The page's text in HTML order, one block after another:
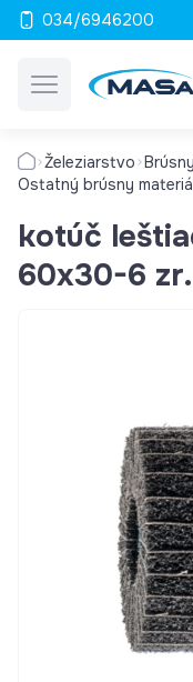
034/6946200
Železiarstvo
Ostatný brúsny
kotúč
60x30-6